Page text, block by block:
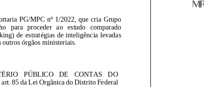
Distrito